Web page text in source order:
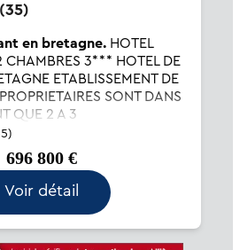
en bretagne.HOTEL
CHAMBRES 3*** HOTEL DE
ETABLISSEMENT DE
SONT DANS
QUE 2 A 3
Cet établissement à une
un lac avec un parc arboré .
696 800 €
Voir détail